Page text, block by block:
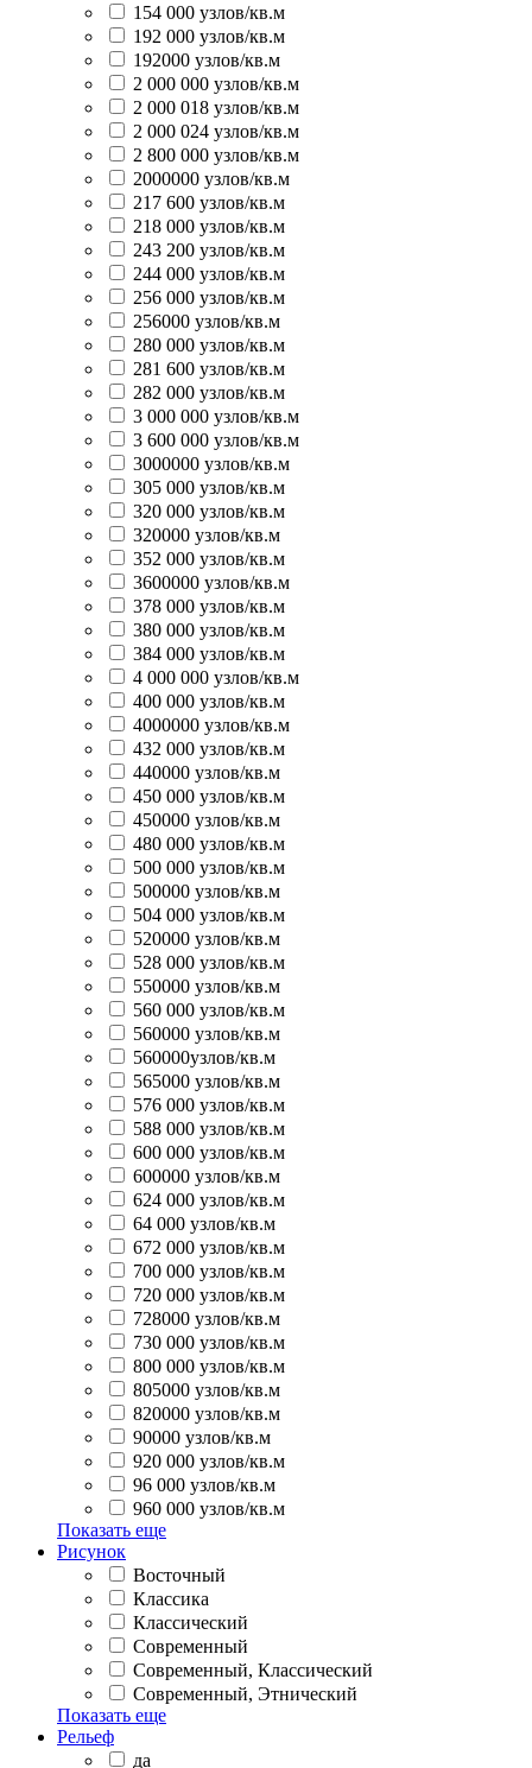
154 000 узлов/кв.м
192 000 узлов/кв.м
192000 узлов/кв.м
2 000 000 узлов/кв.м
2 000 018 узлов/кв.м
2 000 024 узлов/кв.м
2 800 000 узлов/кв.м
2000000 узлов/кв.м
217 600 узлов/кв.м
218 000 узлов/кв.м
243 200 узлов/кв.м
244 000 узлов/кв.м
256 000 узлов/кв.м
256000 узлов/кв.м
280 000 узлов/кв.м
281 600 узлов/кв.м
282 000 узлов/кв.м
3 000 000 узлов/кв.м
3 600 000 узлов/кв.м
3000000 узлов/кв.м
305 000 узлов/кв.м
320 000 узлов/кв.м
320000 узлов/кв.м
352 000 узлов/кв.м
3600000 узлов/кв.м
378 000 узлов/кв.м
380 000 узлов/кв.м
384 000 узлов/кв.м
4 000 000 узлов/кв.м
400 000 узлов/кв.м
4000000 узлов/кв.м
432 000 узлов/кв.м
440000 узлов/кв.м
450 000 узлов/кв.м
450000 узлов/кв.м
480 000 узлов/кв.м
500 000 узлов/кв.м
500000 узлов/кв.м
504 000 узлов/кв.м
520000 узлов/кв.м
528 000 узлов/кв.м
550000 узлов/кв.м
560 000 узлов/кв.м
560000 узлов/кв.м
560000узлов/кв.м
565000 узлов/кв.м
576 000 узлов/кв.м
588 000 узлов/кв.м
600 000 узлов/кв.м
600000 узлов/кв.м
624 000 узлов/кв.м
64 000 узлов/кв.м
672 000 узлов/кв.м
700 000 узлов/кв.м
720 000 узлов/кв.м
728000 узлов/кв.м
730 000 узлов/кв.м
800 000 узлов/кв.м
805000 узлов/кв.м
820000 узлов/кв.м
90000 узлов/кв.м
920 000 узлов/кв.м
96 000 узлов/кв.м
960 000 узлов/кв.м
Показать еще
Рисунок
Восточный
Классика
Классический
Современный
Современный, Классический
Современный, Этнический
Показать еще
Рельеф
да